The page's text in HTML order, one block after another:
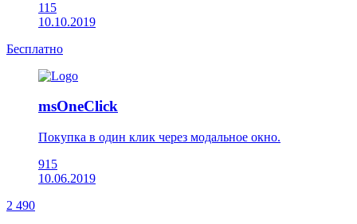
115
10.10.2019
Бесплатно
msOneClick
Покупка в один клик через модальное окно.
915
10.06.2019
2 490